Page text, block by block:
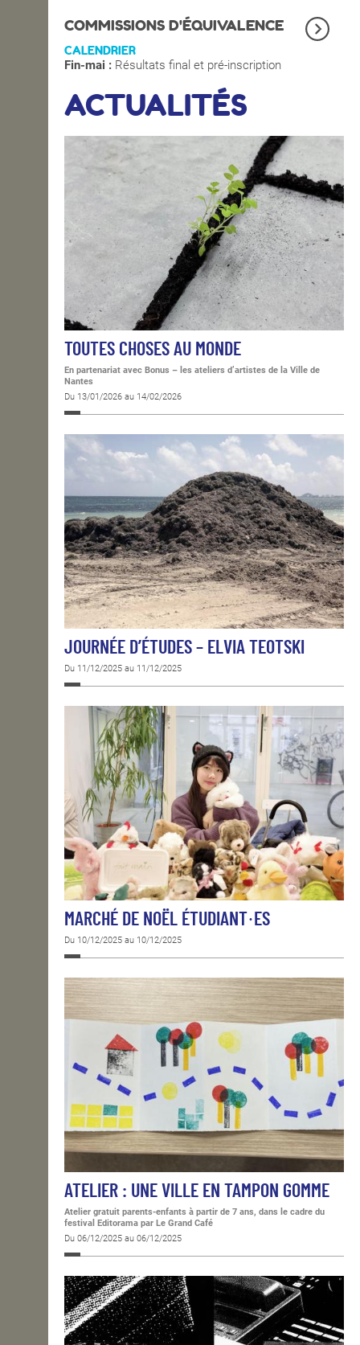
COMMISSIONS D'ÉQUIVALENCE
CALENDRIER
Fin-mai : Résultats final et pré-inscription
ACTUALITÉS
TOUTES CHOSES AU MONDE
En partenariat avec Bonus – les ateliers d’artistes de la Ville de
Nantes
Du 13/01/2026 au 14/02/2026
JOURNÉE D’ÉTUDES – ELVIA TEOTSKI
Du 11/12/2025 au 11/12/2025
MARCHÉ DE NOËL ÉTUDIANT·ES
Du 10/12/2025 au 10/12/2025
ATELIER : UNE VILLE EN TAMPON GOMME
Atelier gratuit parents-enfants à partir de 7 ans, dans le cadre du
festival Editorama par Le Grand Café
Du 06/12/2025 au 06/12/2025